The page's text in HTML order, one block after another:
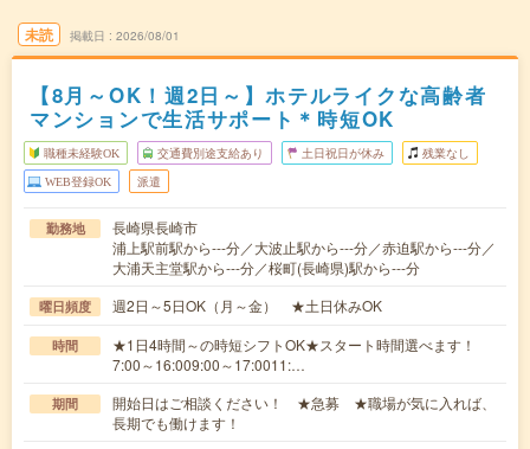
未読 掲載日 2026/08/01
【8月～OK！週2日～】ホテルライクな高齢者
マンションで生活サポート＊時短OK
職種未経験OK 交通費別途支給あり 土日祝日が休み 残業なし
WEB登録OK 派遣
勤務地
長崎県長崎市
浦上駅前駅から---分／大波止駅から---分／赤迫駅から---分／
大浦天主堂駅から---分／桜町(長崎県)駅から---分
曜日頻度 週2日～5日OK（月～金） ★土日休みOK
時間
★1日4時間～の時短シフトOK★スタート時間選べます！
7:00～16:009:00～17:0011:…
期間
開始日はご相談ください！ ★急募 ★職場が気に入れば、
長期でも働けます！